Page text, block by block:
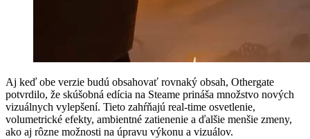
Aj keď obe verzie budú obsahovať rovnaký obsah, Othergate
potvrdilo, že skúšobná edícia na Steame prináša množstvo nových
vizuálnych vylepšení. Tieto zahŕňajú real-time osvetlenie,
volumetrické efekty, ambientné zatienenie a ďalšie menšie zmeny,
ako aj rôzne možnosti na úpravu výkonu a vizuálov.